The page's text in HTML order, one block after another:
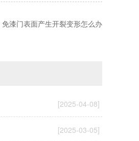
免漆门表面产生开裂变形怎么办
[2025-04-08]
[2025-03-05]